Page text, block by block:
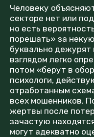
Человеку
секторе нет или
но есть
порешать» за
буквально
взглядом легко
потом «берут в
психологи,
отработанным
всех мошенников.
жертвы после
зачастую
могут адекватно